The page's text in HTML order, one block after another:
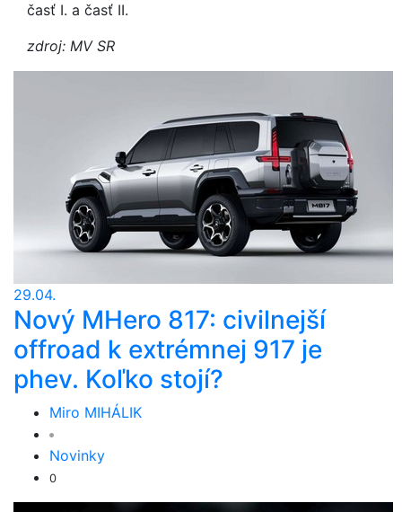
časť I. a časť II.
zdroj: MV SR
29.04.
Nový MHero 817: civilnejší
offroad k extrémnej 917 je
phev. Koľko stojí?
Miro MIHÁLIK
Novinky
0